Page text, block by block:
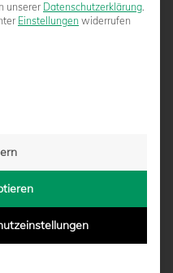
– FOLGE 4 MIT
- 17:00
unserer Datenschutzerklärung.
Einstellungen widerrufen
für die eine